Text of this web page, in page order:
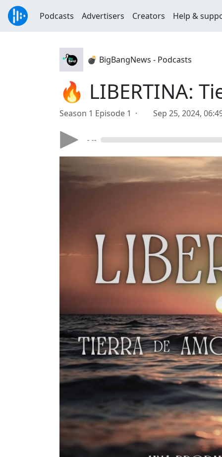
Podcasts Advertisers Creators Help &
💣 BigBangNews - Podcasts
🔥 LIBERTINA:
Season 1 Episode 1 · Sep 25, 2024,
- --